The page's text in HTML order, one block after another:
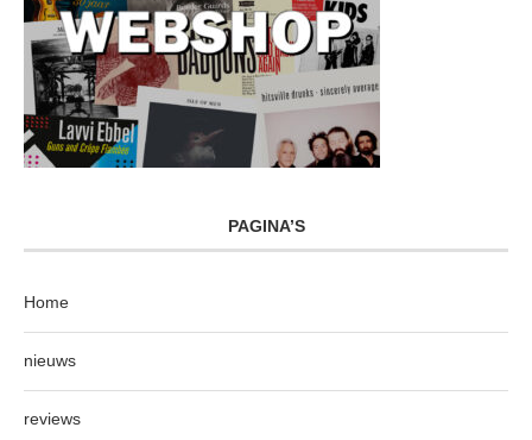
PAGINA’S
Home
nieuws
reviews